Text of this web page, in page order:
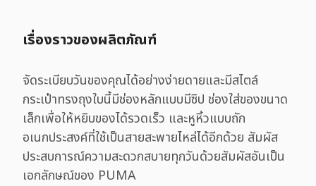
เรื่องราวของผลิตภัณฑ์
จัดระเบียบวันของคุณได้อย่างง่ายดายและมีสไตล์
กระเป๋าทรงถุงใบนี้มีช่องหลักแบบมีซิป ช่องใส่ของขนาด
เล็กเพื่อให้หยิบของได้รวดเร็ว และหูหิ้วแบบถัก
อเนกประสงค์ที่ใช้เป็นสายสะพายไหล่ได้อีกด้วย สัมผัส
ประสบการณ์ความสะดวกสบายทุกวันด้วยสัมผัสอันเป็น
เอกลักษณ์ของ PUMA